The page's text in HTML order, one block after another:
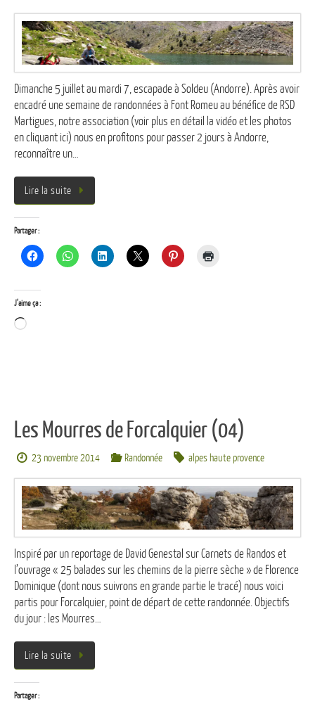
Dimanche 5 juillet au mardi 7, escapade à Soldeu (Andorre). Après avoir
encadré une semaine de randonnées à Font Romeu au bénéfice de RSD
Martigues, notre association (voir plus en détail la vidéo et les photos
en cliquant ici) nous en profitons pour passer 2 jours à Andorre,
reconnaître un…
Lire la suite
Partager :
J’aime ça :
Chargement…
Les Mourres de Forcalquier (04)
23 novembre 2014 Randonnée alpes haute provence
Inspiré par un reportage de David Genestal sur Carnets de Randos et
l’ouvrage « 25 balades sur les chemins de la pierre sèche » de Florence
Dominique (dont nous suivrons en grande partie le tracé) nous voici
partis pour Forcalquier, point de départ de cette randonnée. Objectifs
du jour : les Mourres…
Lire la suite
Partager :